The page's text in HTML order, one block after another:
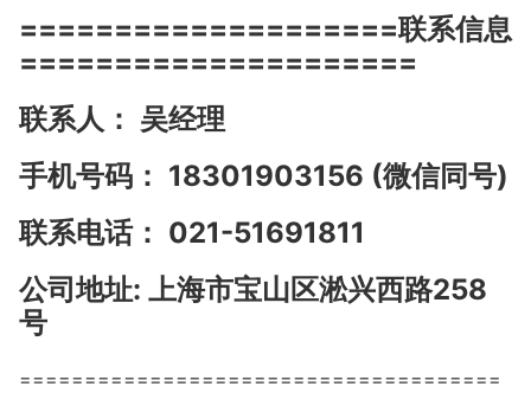
====================联系信息
=====================
联系人： 吴经理
手机号码： 18301903156 (微信同号)
联系电话： 021-51691811
公司地址: 上海市宝山区淞兴西路258
号
=====================================